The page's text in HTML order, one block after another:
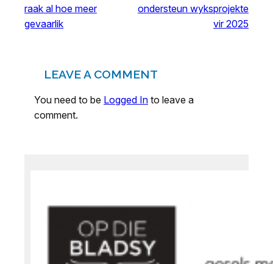
raak al hoe meer
gevaarlik
ondersteun wyksprojekte
vir 2025
LEAVE A COMMENT
You need to be Logged In to leave a
comment.